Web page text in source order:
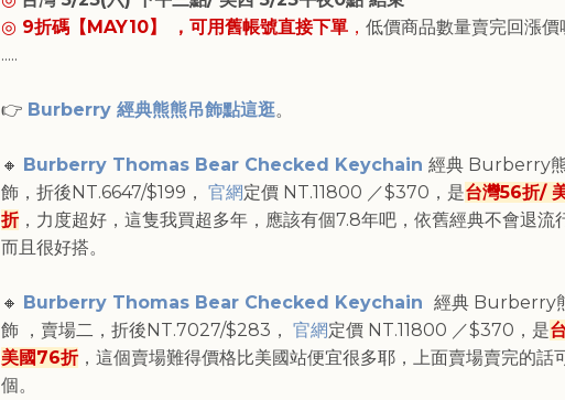
◎ 9折碼【MAY10】 ，可用舊帳號直接下單 ， 低價商品數量賣完回漲價
.....
👉 Burberry 經典熊熊吊飾點這逛。
🔸 Burberry Thomas Bear Checked Keychain 經典 Burberry
飾，折後NT.6647/$199， 官網定價 NT.11800 ／$370，是台灣56折/
折，力度超好，這隻我買超多年，應該有個7.8年吧， 依舊經典不會退流
而且很好搭。
🔸 Burberry Thomas Bear Checked Keychain 經典 Burberry
飾 ， 賣場二 ，折後NT.7027/$283， 官網定價 NT.11800 ／$370，是
美國76折，這個賣場難得價格比美國站便宜很多耶，上面賣場賣完的話
個。